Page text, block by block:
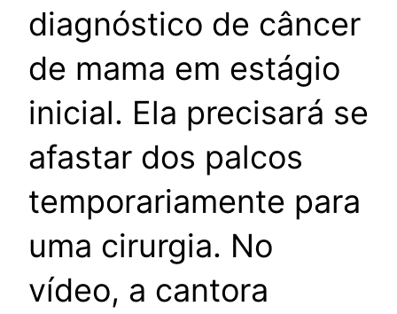
diagnóstico de câncer
de mama em estágio
inicial. Ela precisará se
afastar dos palcos
temporariamente para
uma cirurgia. No
vídeo, a cantora